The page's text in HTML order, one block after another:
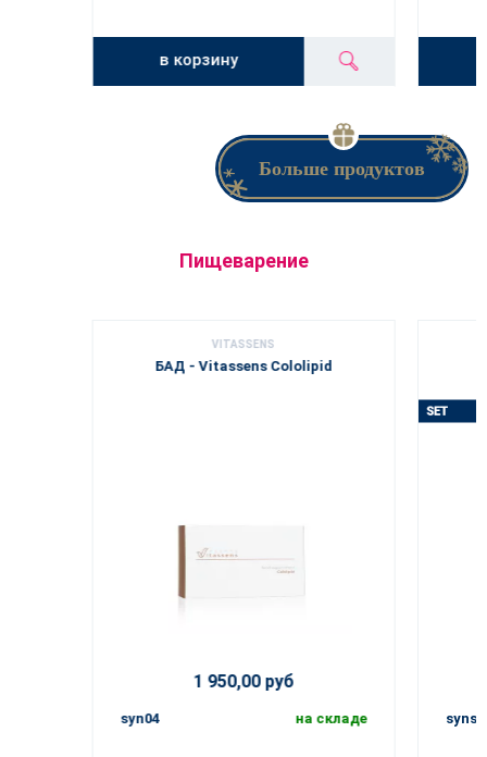
в корзину
Больше продуктов
Пищеварение
VITASSENS
БАД - Vitassens Cololipid
1 950,00 руб
syn04 на складе